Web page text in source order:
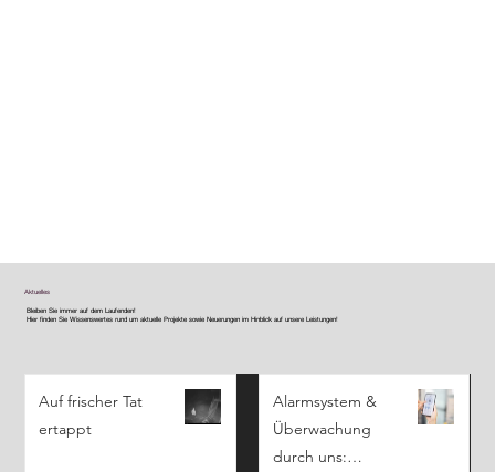
Aktuelles
Bleiben Sie immer auf dem Laufenden!
Hier finden Sie Wissenswertes rund um aktuelle Projekte sowie Neuerungen im Hinblick auf unsere Leistungen!
Auf frischer Tat
ertappt
​Alarmsystem &
Überwachung
durch uns: